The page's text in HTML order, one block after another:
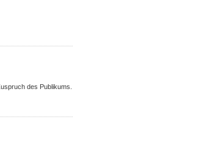
des Publikums.